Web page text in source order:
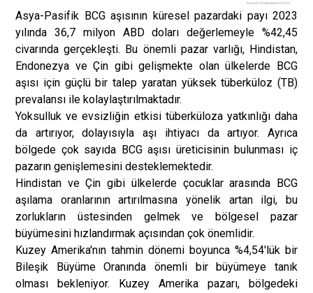
Asya-Pasifik BCG aşısının küresel pazardaki payı 2023
yılında 36,7 milyon ABD doları değerlemeyle %42,45
civarında gerçekleşti. Bu önemli pazar varlığı, Hindistan,
Endonezya ve Çin gibi gelişmekte olan ülkelerde BCG
aşısı için güçlü bir talep yaratan yüksek tüberküloz (TB)
prevalansı ile kolaylaştırılmaktadır.
Yoksulluk ve evsizliğin etkisi tüberküloza yatkınlığı daha
da artırıyor, dolayısıyla aşı ihtiyacı da artıyor. Ayrıca
bölgede çok sayıda BCG aşısı üreticisinin bulunması iç
pazarın genişlemesini desteklemektedir.
Hindistan ve Çin gibi ülkelerde çocuklar arasında BCG
aşılama oranlarının artırılmasına yönelik artan ilgi, bu
zorlukların üstesinden gelmek ve bölgesel pazar
büyümesini hızlandırmak açısından çok önemlidir.
Kuzey Amerika'nın tahmin dönemi boyunca %4,54'lük bir
Bileşik Büyüme Oranında önemli bir büyümeye tanık
olması bekleniyor. Kuzey Amerika pazarı, bölgedeki